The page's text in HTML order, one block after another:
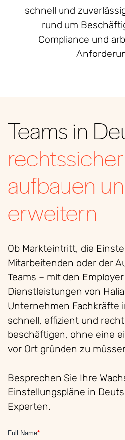
schnell und
rund um
Compliance und
Teams in
rechtssicher
aufbauen
erweitern
Ob Markteintritt, die
Mitarbeitenden oder der
Teams – mit den Employer
Dienstleistungen von
Unternehmen Fachkräfte
schnell, effizient und
beschäftigen, ohne eine
vor Ort gründen zu
Besprechen Sie Ihre
Einstellungspläne in
Experten.